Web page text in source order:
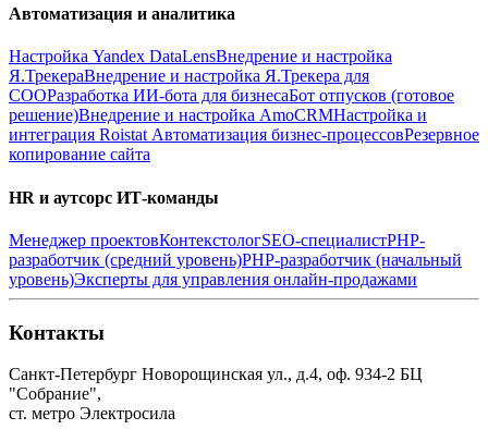
Автоматизация и аналитика
Настройка Yandex DataLensВнедрение и настройка
Я.ТрекераВнедрение и настройка Я.Трекера для
СООРазработка ИИ-бота для бизнесаБот отпусков (готовое
решение)Внедрение и настройка AmoCRMНастройка и
интеграция Roistat Автоматизация бизнес-процессовРезервное
копирование сайта
HR и аутсорс ИТ-команды
Менеджер проектовКонтекстологSEO-специалистPHP-
разработчик (средний уровень)PHP-разработчик (начальный
уровень)Эксперты для управления онлайн-продажами
Контакты
Санкт-Петербург Новорощинская ул., д.4, оф. 934-2 БЦ
"Собрание",
ст. метро Электросила